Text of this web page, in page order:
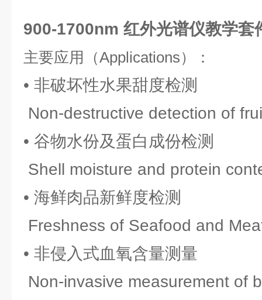
900-1700nm 红外光谱仪教学套
主要应用（Applications）：
• 非破坏性水果甜度检测
Non-destructive detection of
• 谷物水份及蛋白成份检测
Shell moisture and protein
• 海鲜肉品新鲜度检测
Freshness of Seafood and
• 非侵入式血氧含量测量
Non-invasive measurement of